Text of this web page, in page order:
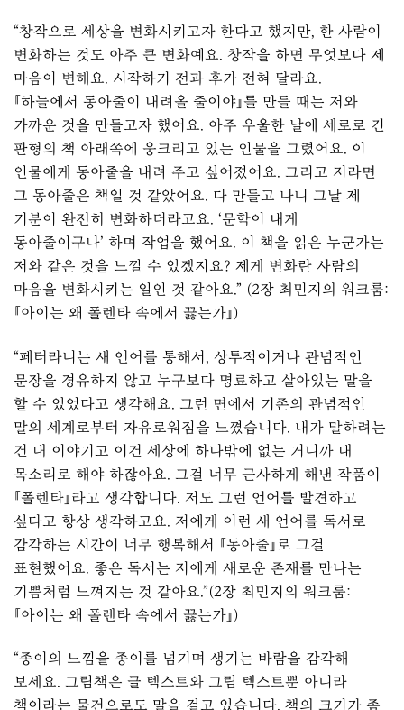
“창작으로 세상을 변화시키고자 한다고 했지만, 한 사람이
변화하는 것도 아주 큰 변화예요. 창작을 하면 무엇보다 제
마음이 변해요. 시작하기 전과 후가 전혀 달라요.
『하늘에서 동아줄이 내려올 줄이야』를 만들 때는 저와
가까운 것을 만들고자 했어요. 아주 우울한 날에 세로로 긴
판형의 책 아래쪽에 웅크리고 있는 인물을 그렸어요. 이
인물에게 동아줄을 내려 주고 싶어졌어요. 그리고 저라면
그 동아줄은 책일 것 같았어요. 다 만들고 나니 그날 제
기분이 완전히 변화하더라고요. ‘문학이 내게
동아줄이구나’ 하며 작업을 했어요. 이 책을 읽은 누군가는
저와 같은 것을 느낄 수 있겠지요? 제게 변화란 사람의
마음을 변화시키는 일인 것 같아요.” (2장 최민지의 워크룸:
『아이는 왜 폴렌타 속에서 끓는가』)
“페터라니는 새 언어를 통해서, 상투적이거나 관념적인
문장을 경유하지 않고 누구보다 명료하고 살아있는 말을
할 수 있었다고 생각해요. 그런 면에서 기존의 관념적인
말의 세계로부터 자유로워짐을 느꼈습니다. 내가 말하려는
건 내 이야기고 이건 세상에 하나밖에 없는 거니까 내
목소리로 해야 하잖아요. 그걸 너무 근사하게 해낸 작품이
『폴렌타』라고 생각합니다. 저도 그런 언어를 발견하고
싶다고 항상 생각하고요. 저에게 이런 새 언어를 독서로
감각하는 시간이 너무 행복해서 『동아줄』로 그걸
표현했어요. 좋은 독서는 저에게 새로운 존재를 만나는
기쁨처럼 느껴지는 것 같아요.”(2장 최민지의 워크룸:
『아이는 왜 폴렌타 속에서 끓는가』)
“종이의 느낌을 종이를 넘기며 생기는 바람을 감각해
보세요. 그림책은 글 텍스트와 그림 텍스트뿐 아니라
책이라는 물건으로도 말을 걸고 있습니다. 책의 크기가 좀